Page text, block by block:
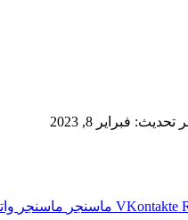
تحديث: فبراير 8, 2023
ماسنجر ماسنجر